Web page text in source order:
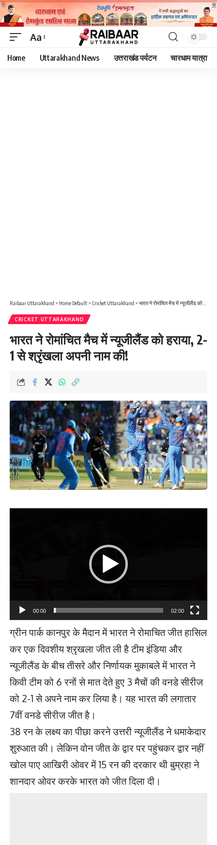
Font
Resizer
Aa
Home Uttarakhand News उत्तराखंड पर्यटन चारधाम यात्रा
Raibaar Uttarakhand > Home Default > Cricket Uttarakhand > भारत ने रोमांचित मैच में न्यूजीलैंड को हराया, 2-1 से श्रृंखला अपनी नाम की!
CRICKET UTTARAKHAND
भारत ने रोमांचित मैच में न्यूजीलैंड को हराया, 2-
1 से श्रृंखला अपनी नाम की!
00:00 02:00
ग्रीन पार्क कानपुर के मैदान में भारत ने रोमाचित जीत हासिल
कर एक दिवशीय श्रृखला जीत ली है टीम इंडिया और
न्यूजीलैंड के बीच तीसरे और निर्णायक मुकाबले में भारत ने
किवी टीम को 6 रनों से मात देते हुए 3 मैचों की वनडे सीरीज
को 2-1 से अपने नाम कर लिया है। यह भारत की लगातार
7वीं वनडे सीरीज जीत है।
38 रन के लक्ष्य का पीछा करने उत्तरी न्यूजीलैंड ने धमाकेदार
शुरुआत की। लेकिन वोन जीत के द्वार पर पहुंचकर द्वार नहीं
खोल पाए आखिरी ओवर में 15 रन की दरकार थी बुम्रहा ने
शानदार ओवर करके भारत को जीत दिला दी।